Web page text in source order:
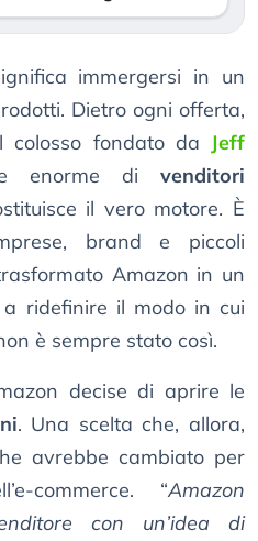
immergersi in un
Dietro ogni offerta,
colosso fondato da Jeff
enorme di venditori
il vero motore. È
brand e piccoli
Amazon in un
ridefinire il modo in cui
è sempre stato così.
decise di aprire le
. Una scelta che, allora,
avrebbe cambiato per
commerce. “Amazon
con un’idea di